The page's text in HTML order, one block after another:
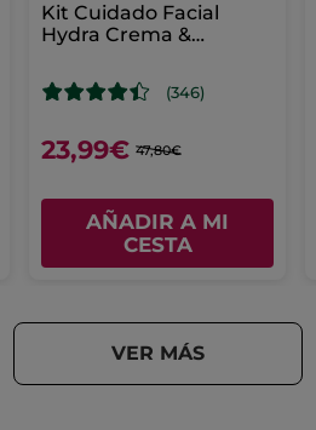
Kit Cuidado Facial
Hydra Crema &
(346)
23,99€ 47,80€
AÑADIR A MI
CESTA
VER MÁS